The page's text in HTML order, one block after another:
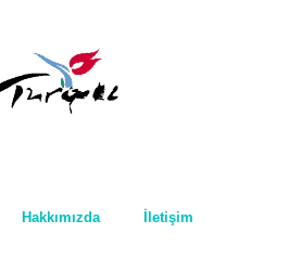
Hakkımızda İletişim